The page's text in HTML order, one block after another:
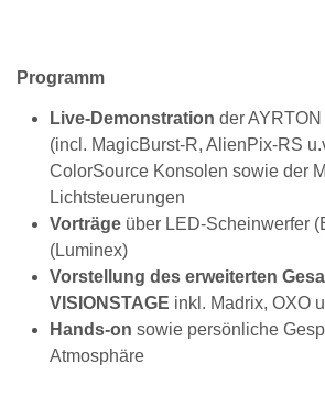
Programm
Live-Demonstration der
(incl. MagicBurst-R, AlienPix-RS
ColorSource Konsolen sowie der
Lichtsteuerungen
Vorträge über LED-Scheinwerfer
(Luminex)
Vorstellung des erweiterten
VISIONSTAGE inkl. Madrix, OXO
Hands-on sowie persönliche
Atmosphäre